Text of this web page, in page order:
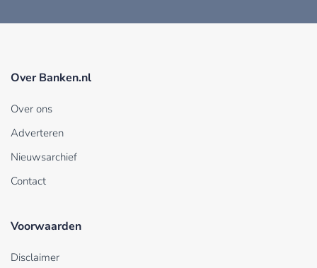
Over Banken.nl
Over ons
Adverteren
Nieuwsarchief
Contact
Voorwaarden
Disclaimer